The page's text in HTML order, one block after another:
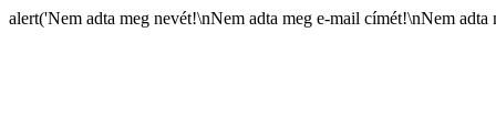
alert('Nem adta meg nevét!\nNem adta meg e-mail címét!\nNem